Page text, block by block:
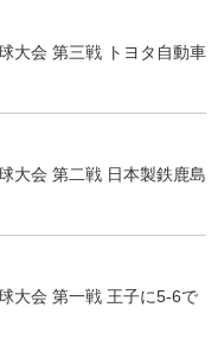
大会 第三戦 トヨタ自動車
大会 第二戦 日本製鉄鹿島
大会 第一戦 王子に5-6で